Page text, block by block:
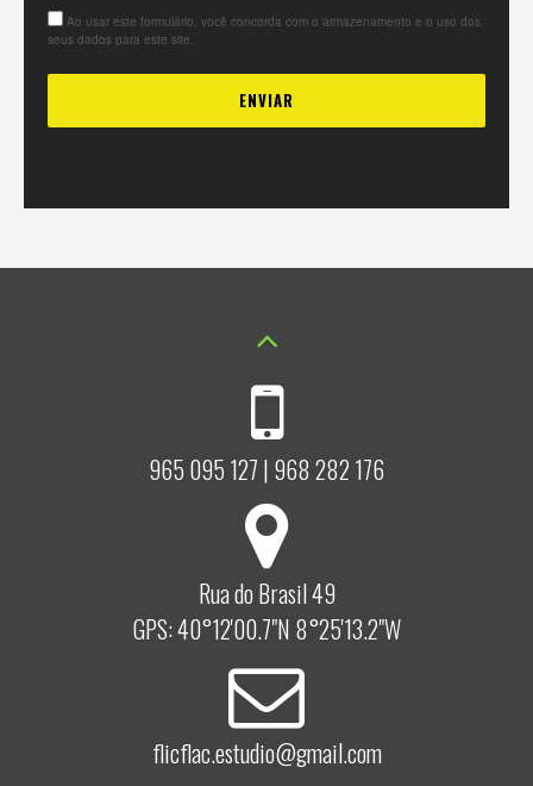
Ao usar este formulário, você concorda com o armazenamento e o uso dos
seus dados para este site.
965 095 127 | 968 282 176
Rua do Brasil 49
GPS: 40°12'00.7"N 8°25'13.2"W
flicflac.estudio@gmail.com